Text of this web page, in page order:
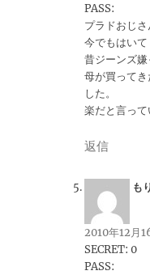
PASS:
プラドおじさ
今でもはいて
昔ジーンズ
母が買って
した。
楽だと言って
返信
も
2010年12月
SECRET: 0
PASS: